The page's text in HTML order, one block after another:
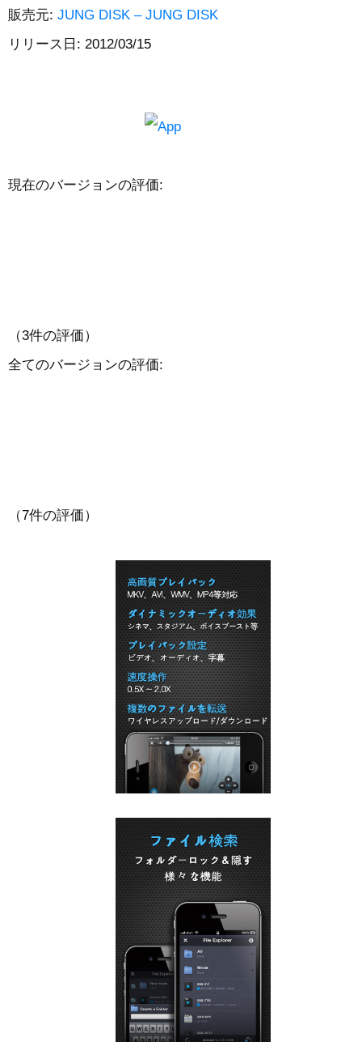
販売元: JUNG DISK – JUNG DISK
リリース日: 2012/03/15
現在のバージョンの評価:
（3件の評価）
全てのバージョンの評価:
（7件の評価）